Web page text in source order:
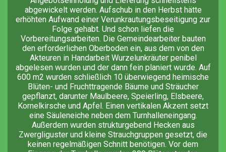
abgewickelt werden. Aufschub in den Herbst hätte
erhöhten Aufwand einer Verunkrautungsbeseitigung zur
Folge gehabt. Und schon liefen die
Vorbereitungsarbeiten. Die Gemeindearbeiter bauten
den erforderlichen Oberboden ein, aus dem von den
Akteuren in Handarbeit Wurzelunkräuter penibel
abgelesen wurden und der dann fein planiert wurde. Auf
600 m2 wurden schließlich 10 überwiegend heimische
Blüten- und Fruchttragende Bäume und Sträucher
gepflanzt, darunter Maulbeere, Speierling, Elsbeere,
Kornelkirsche und Apfel. Einen vertikalen Akzent setzt
eine Säuleneiche neben dem Turnhalleneingang.
Außerdem wurden strukturgebend Hecken aus
Zwergliguster und kleine Strauchgruppen gesetzt, die
keinen regelmäßigen Schnitt benötigen. Vor dem